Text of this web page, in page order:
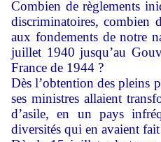
Combien de règlements
discriminatoires, combien
aux fondements de notre
juillet 1940 jusqu’au
France de 1944 ?
Dès l’obtention des pleins
ses ministres allaient
d’asile, en un pays
diversités qui en avaient fait